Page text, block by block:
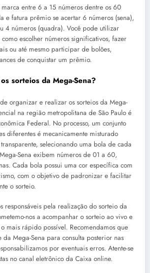
entre 6 a 15 números dentre os 60
e fatura prêmio se acertar 6 números (sena),
4 números (quadra). Você pode utilizar
escolher números significativos, fazer
ou até mesmo participar de bolões,
de conquistar um prêmio.
sorteios da Mega-Sena?
organizar e realizar os sorteios da Mega-
na região metropolitana de São Paulo é
Federal. No processo, um conjunto
diferentes é mecanicamente misturado
selecionando uma bola de cada
Sena exibem números de 01 a 60,
Cada bola possui uma cor específica com
com o objetivo de padronizar e facilitar
o sorteio.
responsáveis pela realização do sorteio da
nos a acompanhar o sorteio ao vivo e
mais rápido possível. Recomendamos que
da Mega-Sena para consulta posterior nas
por eventuais erros. Atente-se
no canal eletrônico da Caixa online.